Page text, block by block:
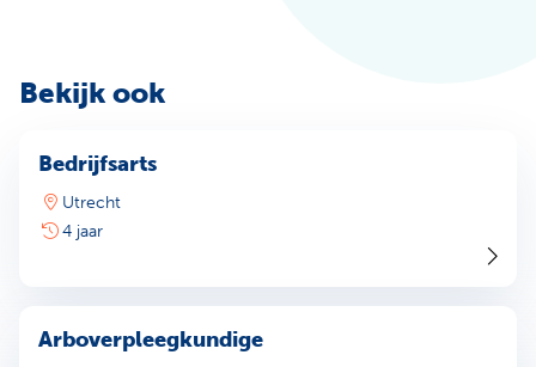
Bekijk ook
Bedrijfsarts
Utrecht
4 jaar
Arboverpleegkundige